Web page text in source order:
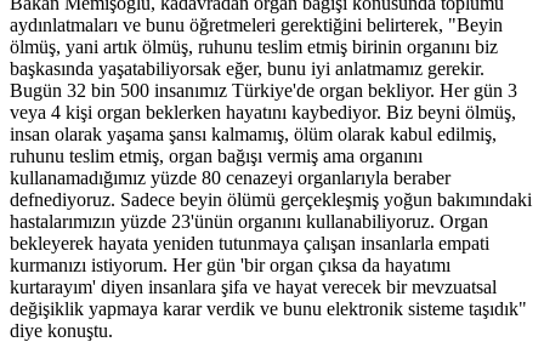
aydınlatmaları ve bunu öğretmeleri gerektiğini belirterek, "Beyin
ölmüş, yani artık ölmüş, ruhunu teslim etmiş birinin organını biz
başkasında yaşatabiliyorsak eğer, bunu iyi anlatmamız gerekir.
Bugün 32 bin 500 insanımız Türkiye'de organ bekliyor. Her gün 3
veya 4 kişi organ beklerken hayatını kaybediyor. Biz beyni ölmüş,
insan olarak yaşama şansı kalmamış, ölüm olarak kabul edilmiş,
ruhunu teslim etmiş, organ bağışı vermiş ama organını
kullanamadığımız yüzde 80 cenazeyi organlarıyla beraber
defnediyoruz. Sadece beyin ölümü gerçekleşmiş yoğun bakımındaki
hastalarımızın yüzde 23'ünün organını kullanabiliyoruz. Organ
bekleyerek hayata yeniden tutunmaya çalışan insanlarla empati
kurmanızı istiyorum. Her gün 'bir organ çıksa da hayatımı
kurtarayım' diyen insanlara şifa ve hayat verecek bir mevzuatsal
değişiklik yapmaya karar verdik ve bunu elektronik sisteme taşıdık"
diye konuştu.